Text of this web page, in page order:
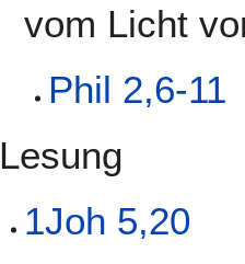
vom Licht
Phil 2,6-11
Lesung
1Joh 5,20